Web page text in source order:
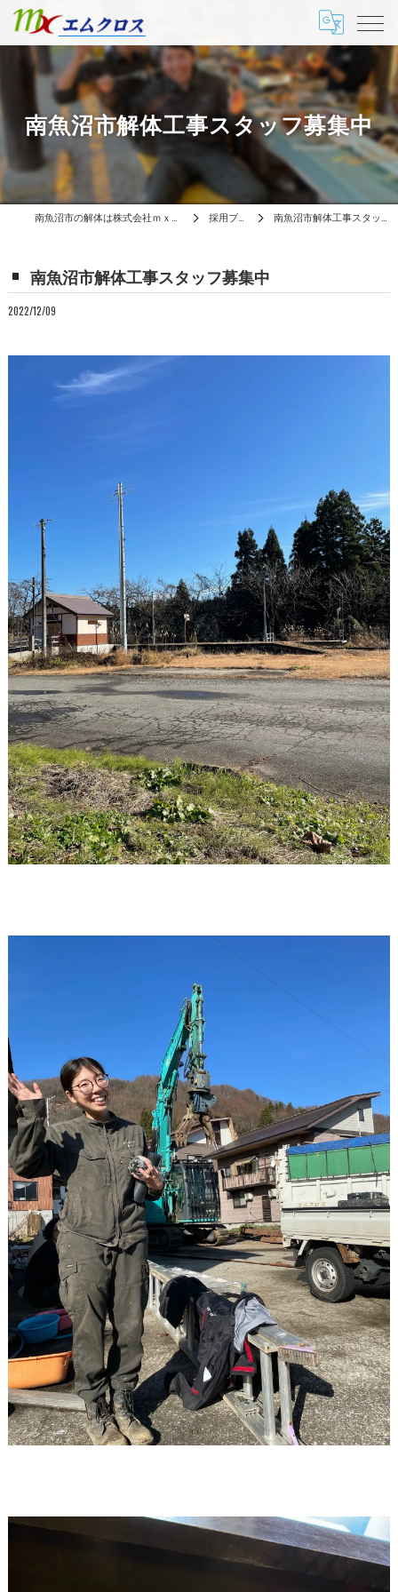
南魚沼市解体工事スタッフ募集中
採用ブログ 南魚沼市解体工事スタッフ募集中
南魚沼市解体工事スタッフ募集中
2022/12/09